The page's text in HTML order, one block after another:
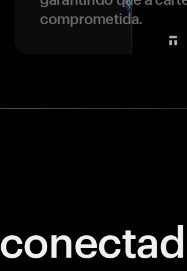
comprometida.